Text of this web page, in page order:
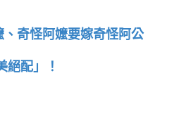
奇怪阿嬤要嫁奇怪阿公
絕配」！